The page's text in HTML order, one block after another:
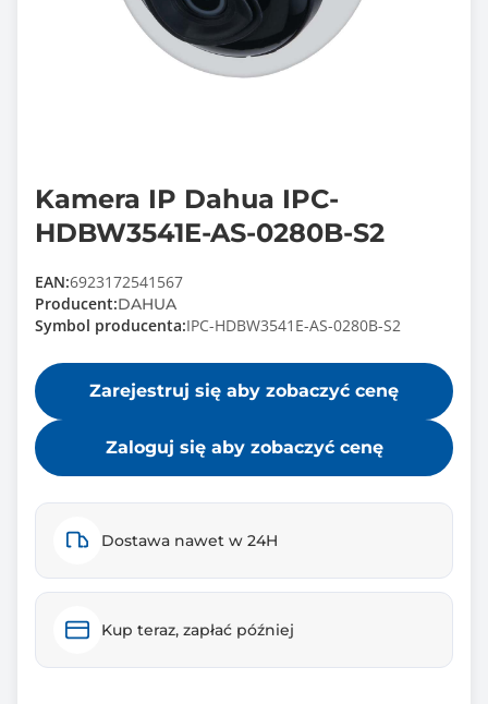
Kamera IP Dahua IPC-
HDBW3541E-AS-0280B-S2
EAN:6923172541567
Producent:DAHUA
Symbol producenta:IPC-HDBW3541E-AS-0280B-S2
Zarejestruj się aby zobaczyć cenę
Zaloguj się aby zobaczyć cenę
Dostawa nawet w 24H
Kup teraz, zapłać później